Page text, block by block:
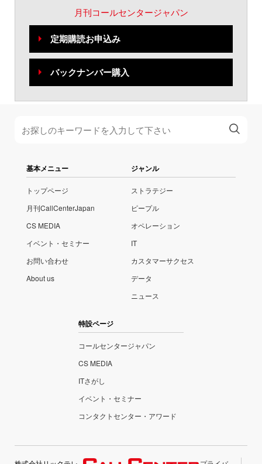
月刊コールセンタージャパン
定期購読お申込み
バックナンバー購入
基本メニュー
トップページ
月刊CallCenterJapan
CS MEDIA
イベント・セミナー
お問い合わせ
About us
ジャンル
ストラテジー
ピープル
オペレーション
IT
カスタマーサクセス
データ
ニュース
特設ページ
コールセンタージャパン
CS MEDIA
ITさがし
イベント・セミナー
コンタクトセンター・アワード